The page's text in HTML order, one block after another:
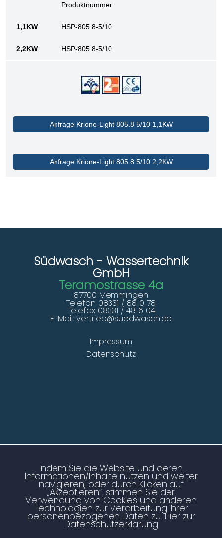
Indem Sie die Website und deren
Informationen/Inhalte nutzen und weiter
navigieren, oder durch Klicken auf
„Akzeptieren“. stimmen Sie der
Verwendung von Cookies und anderen
Technologien zur Verarbeitung Ihrer
personenbezogenen Daten zu. Hier zur
Datenschutzerklärung
Produktnummer
HSP-805.8-5/10
HSP-805.8-5/10
Anfrage Krione-Light 805.8 5/10 1,1KW
Anfrage Krione-Light 805.8 5/10 2,2KW
Südwasch - Wassertechnik
GmbH
Teramostrasse 4a
87700 Memmingen
Telefon 08331 / 88 0 78
Telefax 08331 / 48 6 04
E-Mail: vertrieb@suedwasch.de
Impressum
Datenschutz